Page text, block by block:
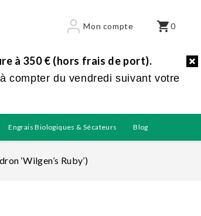
à 350 € (hors frais de port).
compter du vendredi suivant votre
Mon compte shopping_cart0
Engrais Biologiques & Sécateurs Blog
‘Wilgen’s Ruby’)